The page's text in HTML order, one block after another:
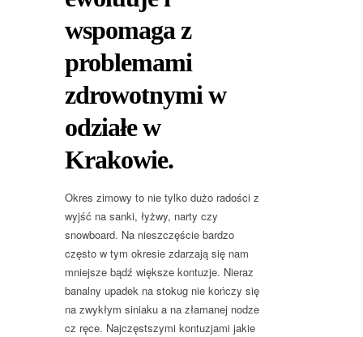
wspomaga z
problemami
zdrowotnymi w
odziałe w
Krakowie.
Okres zimowy to nie tylko dużo radości z
wyjść na sanki, łyżwy, narty czy
snowboard. Na nieszczęście bardzo
często w tym okresie zdarzają się nam
mniejsze bądź większe kontuzje. Nieraz
banalny upadek na stokug nie kończy się
na zwykłym siniaku a na złamanej nodze
cz ręce. Najczęstszymi kontuzjami jakie